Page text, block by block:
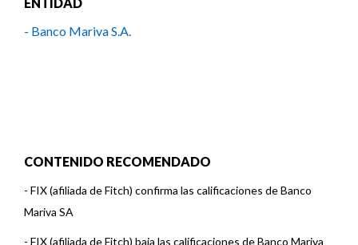
- Banco Mariva S.A.
CONTENIDO RECOMENDADO
- FIX (afiliada de Fitch) confirma las calificaciones de Banco
Mariva SA
- FIX (afiliada de Fitch) baja las calificaciones de Banco Mariva